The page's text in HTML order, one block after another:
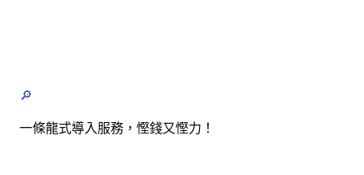
🔎
一條龍式導入服務，慳錢又慳力！